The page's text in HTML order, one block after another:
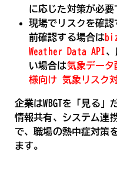
に応じた対策が必要
現場でリスクを確認
前確認する場合は
Weather Data API
い場合は気象データ
様向け 気象リスク
企業はWBGTを「見る」
情報共有、システム連
で、職場の熱中症対策
ます。